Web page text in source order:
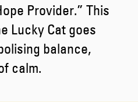
Provider.” This
Lucky Cat goes
balance,
calm.